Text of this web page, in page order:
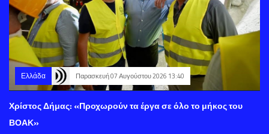
Ελλάδα Παρασκευή 07 Αυγούστου 2026 13:40
Χρίστος Δήμας: «Προχωρούν τα έργα σε όλο το μήκος του
ΒΟΑΚ»